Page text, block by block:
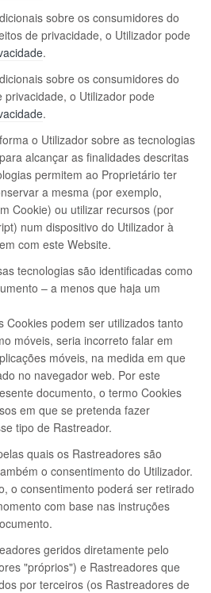
sobre os consumidores do
de privacidade, o Utilizador pode
.
sobre os consumidores do
privacidade, o Utilizador pode
.
o Utilizador sobre as tecnologias
alcançar as finalidades descritas
permitem ao Proprietário ter
a mesma (por exemplo,
Cookie) ou utilizar recursos (por
num dispositivo do Utilizador à
com este Website.
tecnologias são identificadas como
– a menos que haja um
Cookies podem ser utilizados tanto
móveis, seria incorreto falar em
móveis, na medida em que
no navegador web. Por este
documento, o termo Cookies
em que se pretenda fazer
tipo de Rastreador.
quais os Rastreadores são
o consentimento do Utilizador.
o consentimento poderá ser retirado
com base nas instruções
geridos diretamente pelo
"próprios") e Rastreadores que
por terceiros (os Rastreadores de